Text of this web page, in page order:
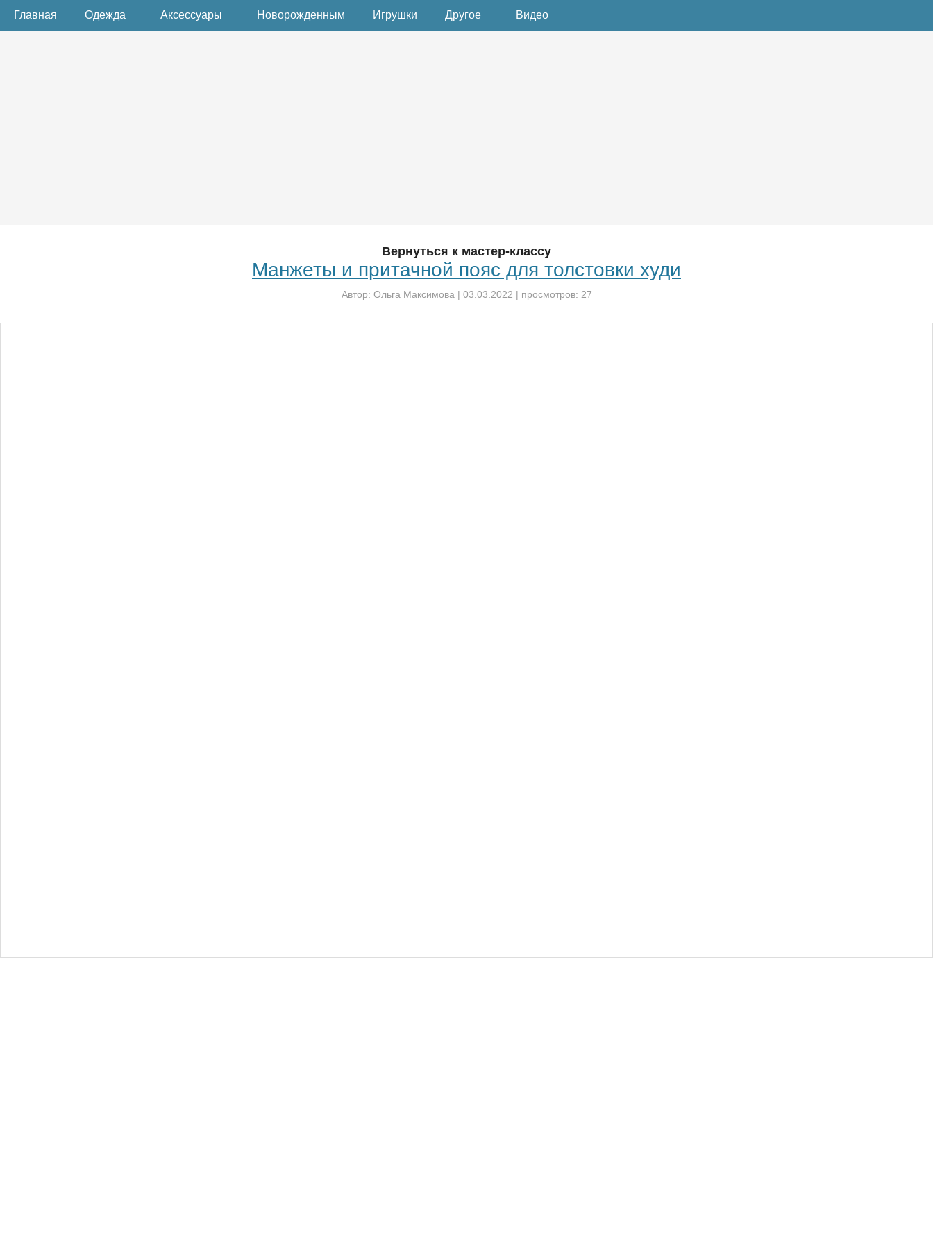
Главная Одежда Аксессуары Новорожденным Игрушки Другое Видео
Вернуться к мастер-классу
Манжеты и притачной пояс для толстовки худи
Автор: Ольга Максимова | 03.03.2022 | просмотров: 27